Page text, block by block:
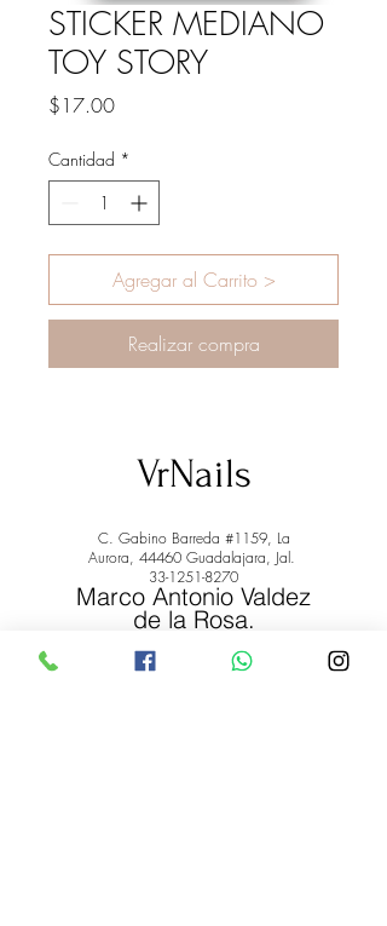
STICKER MEDIANO
TOY STORY
$17.00Precio
Cantidad *
Agregar al Carrito >
Realizar compra
VrNails
C. Gabino Barreda #1159, La
Aurora, 44460 Guadalajara, Jal.
33-1251-8270
Marco Antonio Valdez
de la Rosa.